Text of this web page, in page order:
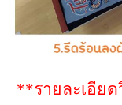
**รายละเอีย